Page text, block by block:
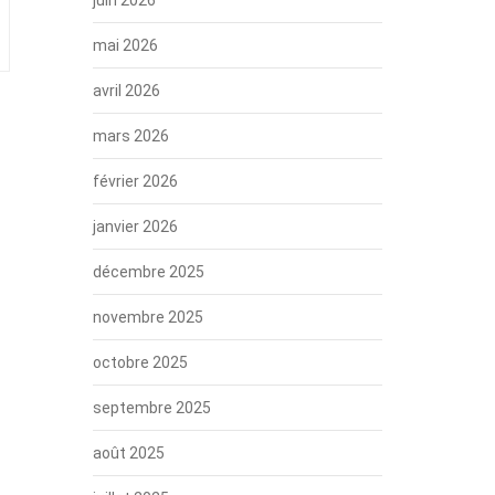
mai 2026
avril 2026
mars 2026
février 2026
janvier 2026
décembre 2025
novembre 2025
octobre 2025
septembre 2025
août 2025